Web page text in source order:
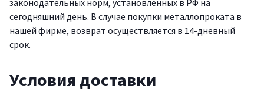
законодательных норм, установленных в РФ на
сегодняшний день. В случае покупки металлопроката в
нашей фирме, возврат осуществляется в 14-дневный
срок.
Условия доставки